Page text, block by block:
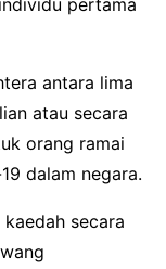
antara lima
atau secara
orang ramai
dalam negara.
secara